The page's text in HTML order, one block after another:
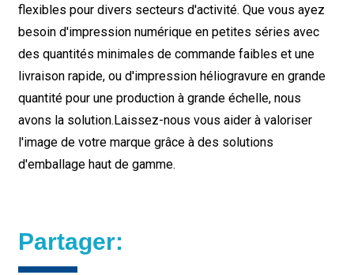
flexibles pour divers secteurs d'activité. Que vous ayez
besoin d'impression numérique en petites séries avec
des quantités minimales de commande faibles et une
livraison rapide, ou d'impression héliogravure en grande
quantité pour une production à grande échelle, nous
avons la solution.Laissez-nous vous aider à valoriser
l'image de votre marque grâce à des solutions
d'emballage haut de gamme.
Partager: